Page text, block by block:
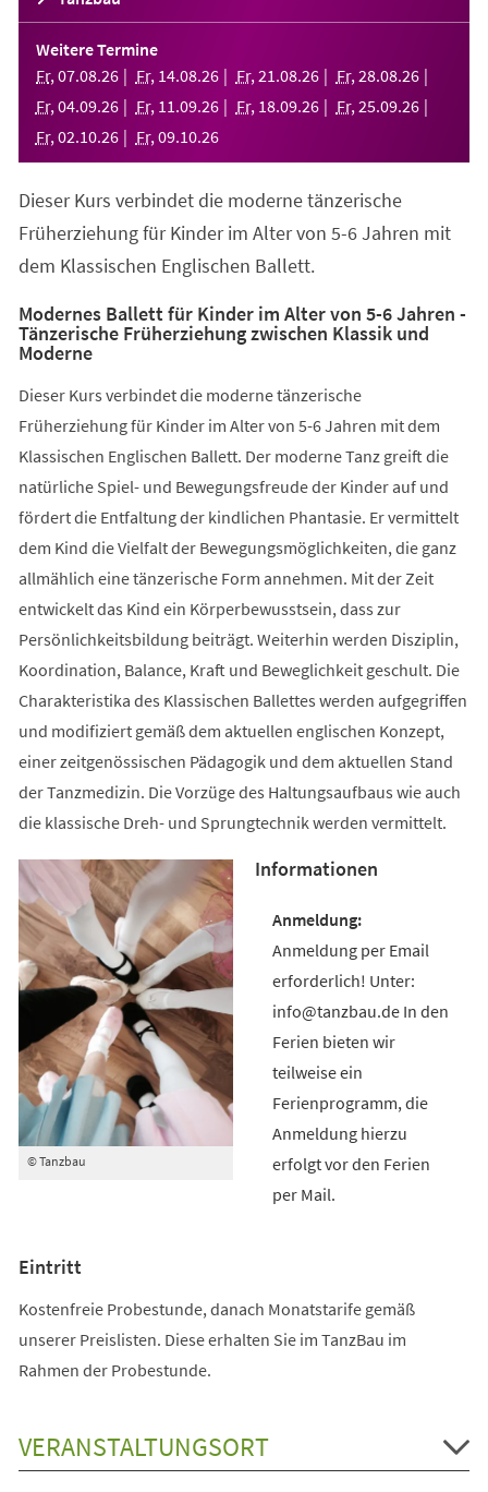
in
einem
neuen
Tab)
Weitere Termine
Fr, 07.08.26 Fr, 14.08.26 Fr, 21 .08.26 Fr, 28.08.26
Fr, 04.09.26 Fr, 11 .09.26 Fr, 18.09.26 Fr, 25.09.26
Fr, 02.10.26 Fr, 09.10.26
Dieser Kurs verbindet die moderne tänzerische
Früherziehung für Kinder im Alter von 5-6 Jahren mit
dem Klassischen Englischen Ballett.
Modernes Ballett für Kinder im Alter von 5-6 Jahren -
Tänzerische Früherziehung zwischen Klassik und
Moderne
Dieser Kurs verbindet die moderne tänzerische
Früherziehung für Kinder im Alter von 5-6 Jahren mit dem
Klassischen Englischen Ballett. Der moderne Tanz greift die
natürliche Spiel- und Bewegungsfreude der Kinder auf und
fördert die Entfaltung der kindlichen Phantasie. Er vermittelt
dem Kind die Vielfalt der Bewegungsmöglichkeiten, die ganz
allmählich eine tänzerische Form annehmen. Mit der Zeit
entwickelt das Kind ein Körperbewusstsein, dass zur
Persönlichkeitsbildung beiträgt. Weiterhin werden Disziplin,
Koordination, Balance, Kraft und Beweglichkeit geschult. Die
Charakteristika des Klassischen Ballettes werden aufgegriffen
und modifiziert gemäß dem aktuellen englischen Konzept,
einer zeitgenössischen Pädagogik und dem aktuellen Stand
der Tanzmedizin. Die Vorzüge des Haltungsaufbaus wie auch
die klassische Dreh- und Sprungtechnik werden vermittelt.
© Tanzbau
Informationen
Anmeldung per Email
erforderlich! Unter:
info@tanzbau.de In den
Ferien bieten wir
teilweise ein
Ferienprogramm, die
Anmeldung hierzu
erfolgt vor den Ferien
per Mail.
Eintritt
Kostenfreie Probestunde, danach Monatstarife gemäß
unserer Preislisten. Diese erhalten Sie im TanzBau im
Rahmen der Probestunde.
VERANSTALTUNGSORT